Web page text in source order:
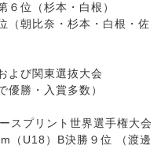
６位（杉本・白根）
（朝比奈・杉本・白根・佐
よび関東選抜大会
優勝・入賞多数）
スプリント世界選手権大会
（U18）B決勝９位 （渡邊